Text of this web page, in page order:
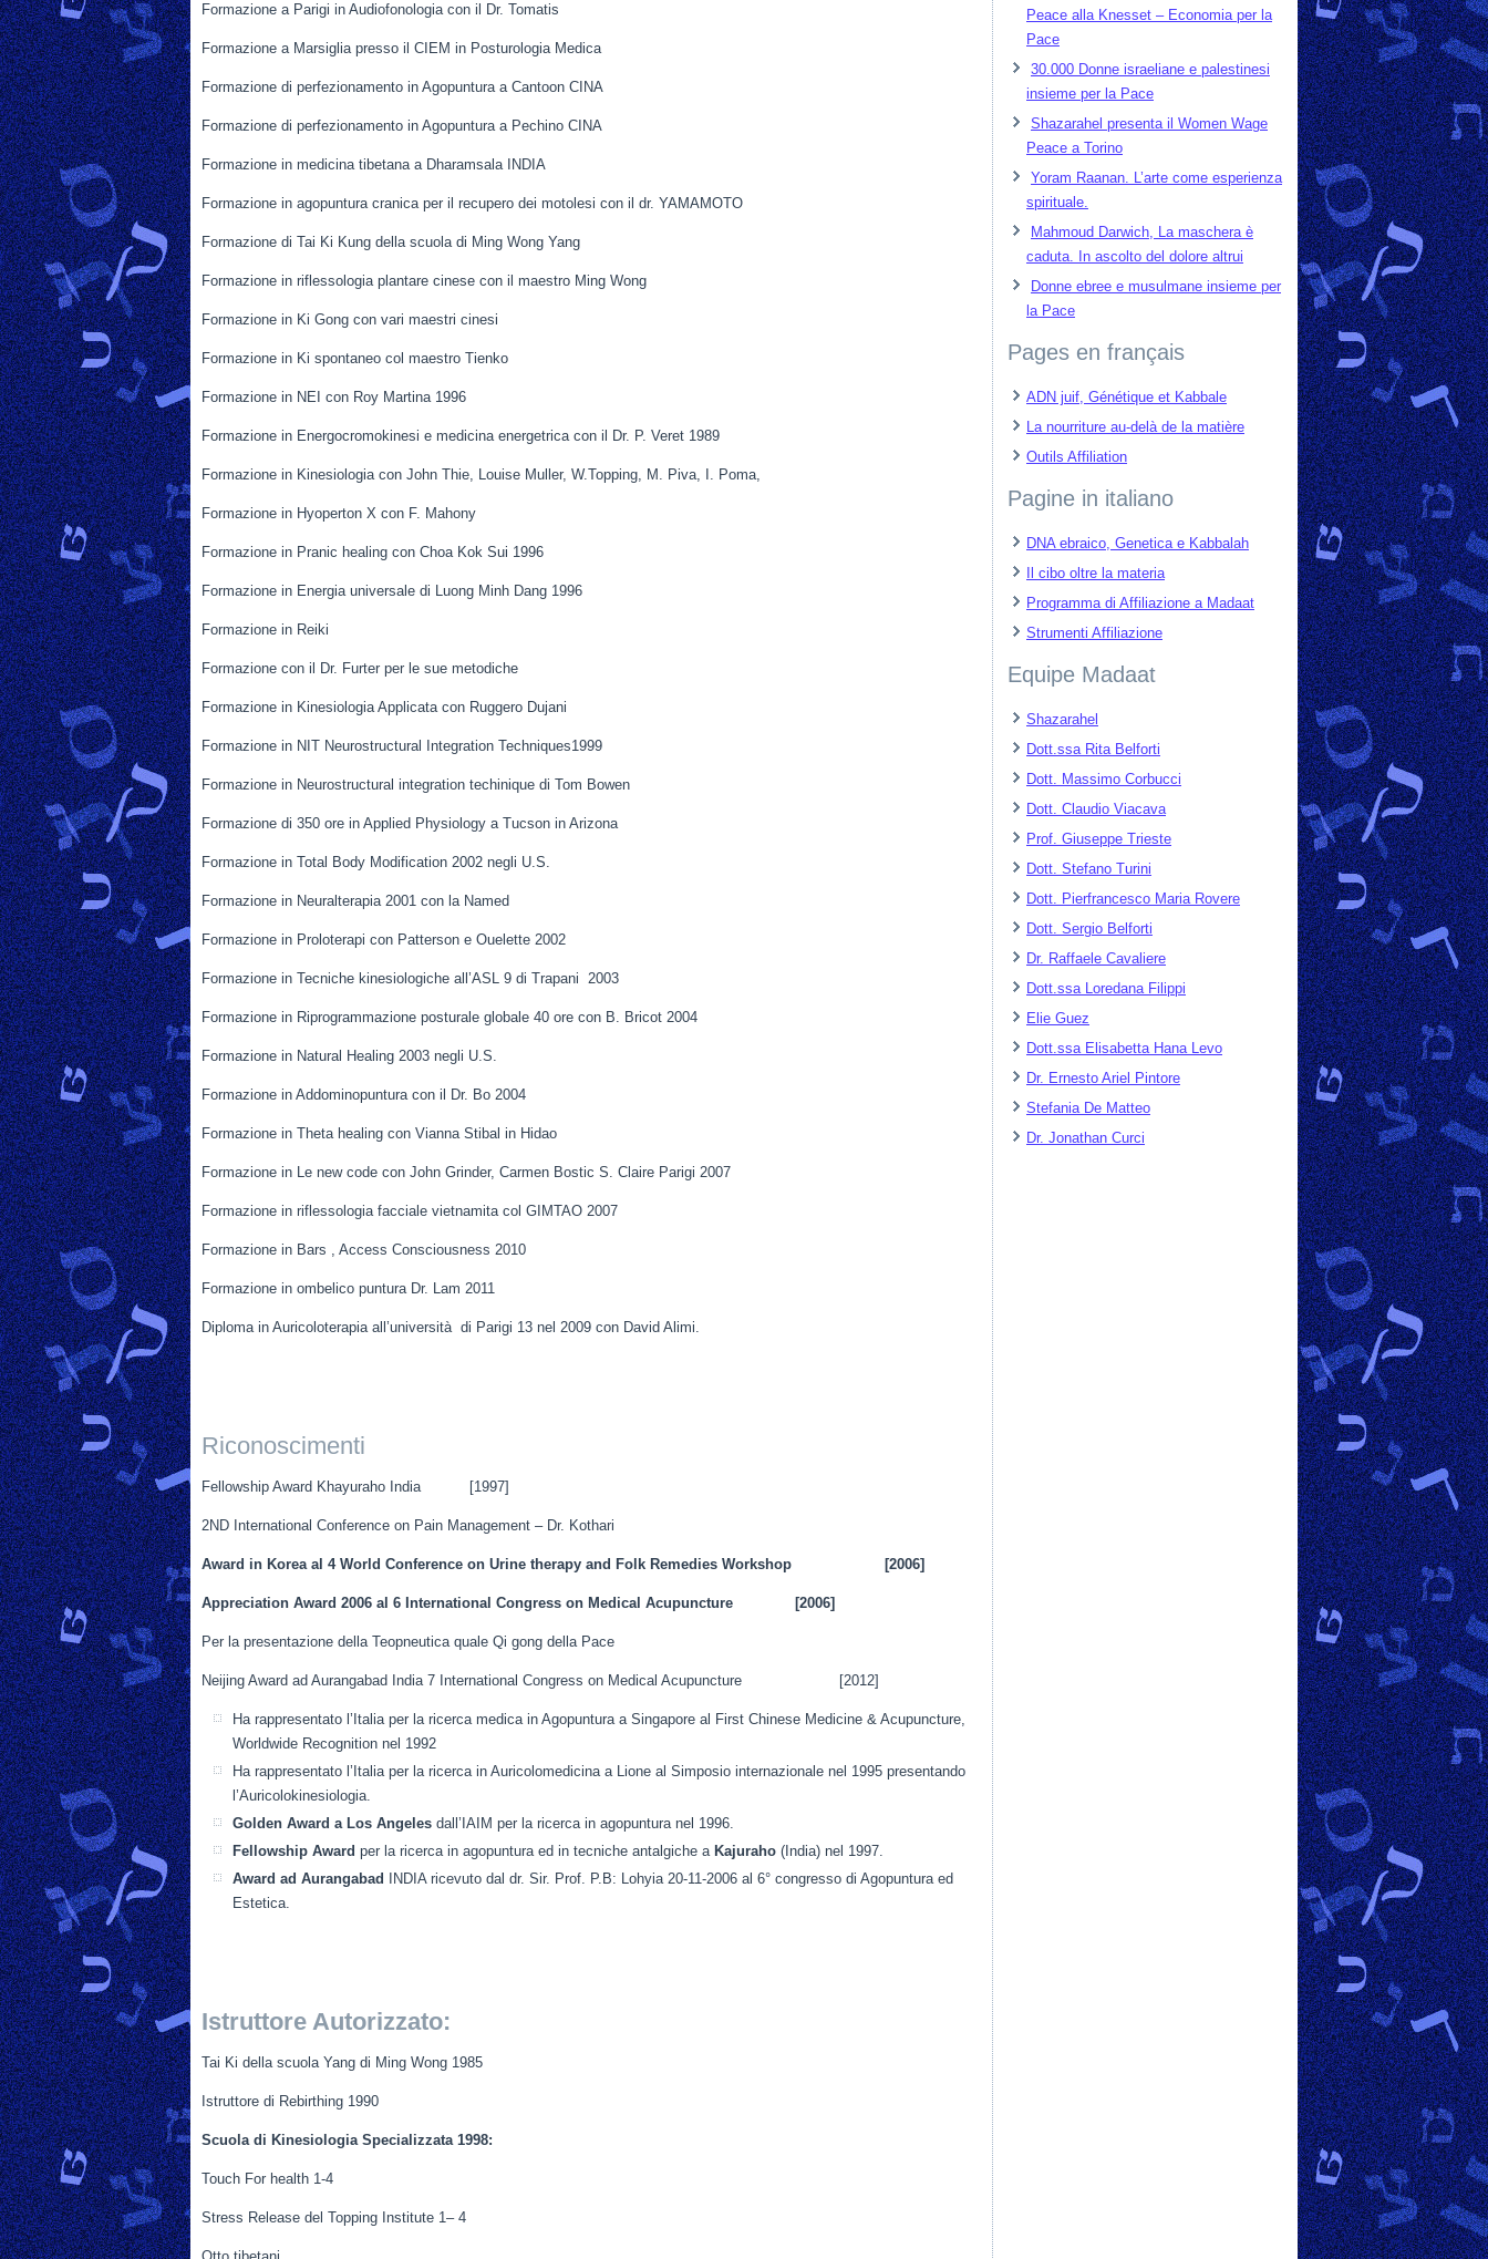
Formazione a Parigi in Audiofonologia con il Dr. Tomatis
Formazione a Marsiglia presso il CIEM in Posturologia Medica
Formazione di perfezionamento in Agopuntura a Cantoon CINA
Formazione di perfezionamento in Agopuntura a Pechino CINA
Formazione in medicina tibetana a Dharamsala INDIA
Formazione in agopuntura cranica per il recupero dei motolesi con il dr. YAMAMOTO
Formazione di Tai Ki Kung della scuola di Ming Wong Yang
Formazione in riflessologia plantare cinese con il maestro Ming Wong
Formazione in Ki Gong con vari maestri cinesi
Formazione in Ki spontaneo col maestro Tienko
Formazione in NEI con Roy Martina 1996
Formazione in Energocromokinesi e medicina energetrica con il Dr. P. Veret 1989
Formazione in Kinesiologia con John Thie, Louise Muller, W.Topping, M. Piva, I. Poma,
Formazione in Hyoperton X con F. Mahony
Formazione in Pranic healing con Choa Kok Sui 1996
Formazione in Energia universale di Luong Minh Dang 1996
Formazione in Reiki
Formazione con il Dr. Furter per le sue metodiche
Formazione in Kinesiologia Applicata con Ruggero Dujani
Formazione in NIT Neurostructural Integration Techniques1999
Formazione in Neurostructural integration techinique di Tom Bowen
Formazione di 350 ore in Applied Physiology a Tucson in Arizona
Formazione in Total Body Modification 2002 negli U.S.
Formazione in Neuralterapia 2001 con la Named
Formazione in Proloterapi con Patterson e Ouelette 2002
Formazione in Tecniche kinesiologiche all’ASL 9 di Trapani 2003
Formazione in Riprogrammazione posturale globale 40 ore con B. Bricot 2004
Formazione in Natural Healing 2003 negli U.S.
Formazione in Addominopuntura con il Dr. Bo 2004
Formazione in Theta healing con Vianna Stibal in Hidao
Formazione in Le new code con John Grinder, Carmen Bostic S. Claire Parigi 2007
Formazione in riflessologia facciale vietnamita col GIMTAO 2007
Formazione in Bars , Access Consciousness 2010
Formazione in ombelico puntura Dr. Lam 2011
Diploma in Auricoloterapia all’università di Parigi 13 nel 2009 con David Alimi.
Riconoscimenti
Fellowship Award Khayuraho India [1997]
2ND International Conference on Pain Management – Dr. Kothari
Award in Korea al 4 World Conference on Urine therapy and Folk Remedies Workshop [2006]
Appreciation Award 2006 al 6 International Congress on Medical Acupuncture [2006]
Per la presentazione della Teopneutica quale Qi gong della Pace
Neijing Award ad Aurangabad India 7 International Congress on Medical Acupuncture [2012]
Ha rappresentato l’Italia per la ricerca medica in Agopuntura a Singapore al First Chinese Medicine & Acupuncture,
Worldwide Recognition nel 1992
Ha rappresentato l’Italia per la ricerca in Auricolomedicina a Lione al Simposio internazionale nel 1995 presentando
l’Auricolokinesiologia.
Golden Award a Los Angeles dall’IAIM per la ricerca in agopuntura nel 1996.
Fellowship Award per la ricerca in agopuntura ed in tecniche antalgiche a Kajuraho (India) nel 1997.
Award ad Aurangabad
INDIA ricevuto dal dr. Sir. Prof. P.B: Lohyia 20-11-2006 al 6° congresso di Agopuntura ed
Estetica.
Istruttore Autorizzato:
Tai Ki della scuola Yang di Ming Wong 1985
Istruttore di Rebirthing 1990
Scuola di Kinesiologia Specializzata 1998:
Touch For health 1-4
Stress Release del Topping Institute 1– 4
Peace alla Knesset – Economia per la
Pace
30.000 Donne israeliane e palestinesi
insieme per la Pace
Shazarahel presenta il Women Wage
Peace a Torino
Yoram Raanan. L’arte come esperienza
spirituale.
Mahmoud Darwich, La maschera è
caduta. In ascolto del dolore altrui
Donne ebree e musulmane insieme per
la Pace
Pages en français
ADN juif, Génétique et Kabbale
La nourriture au-delà de la matière
Outils Affiliation
Pagine in italiano
DNA ebraico, Genetica e Kabbalah
Il cibo oltre la materia
Programma di Affiliazione a Madaat
Strumenti Affiliazione
Equipe Madaat
Shazarahel
Dott.ssa Rita Belforti
Dott. Massimo Corbucci
Dott. Claudio Viacava
Prof. Giuseppe Trieste
Dott. Stefano Turini
Dott. Pierfrancesco Maria Rovere
Dott. Sergio Belforti
Dr. Raffaele Cavaliere
Dott.ssa Loredana Filippi
Elie Guez
Dott.ssa Elisabetta Hana Levo
Dr. Ernesto Ariel Pintore
Stefania De Matteo
Dr. Jonathan Curci